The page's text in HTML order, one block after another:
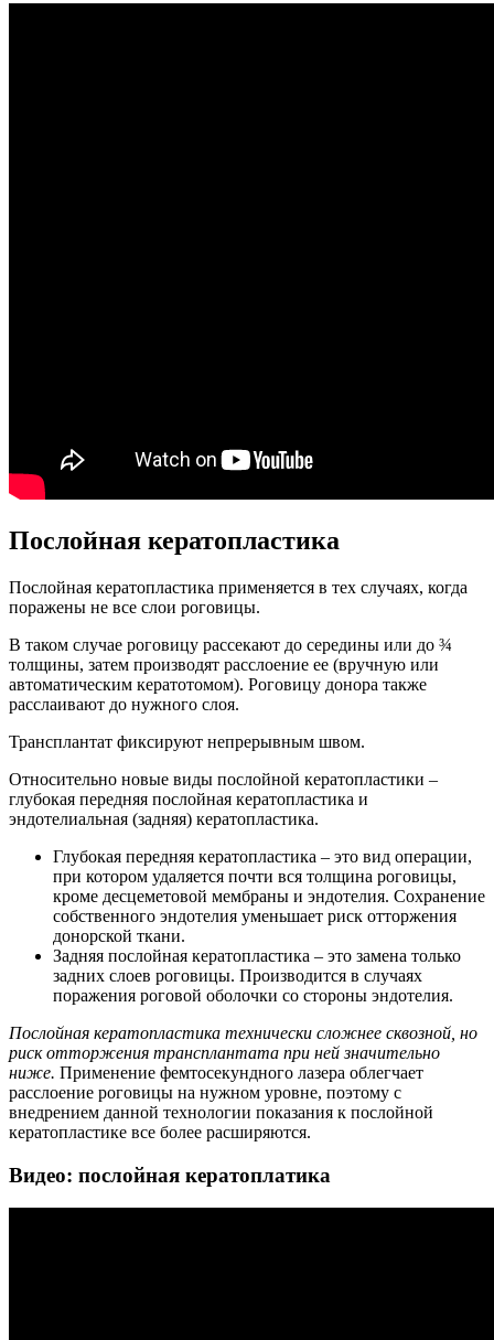
Послойная кератопластика
Послойная кератопластика применяется в тех случаях, когда
поражены не все слои роговицы.
В таком случае роговицу рассекают до середины или до ¾
толщины, затем производят расслоение ее (вручную или
автоматическим кератотомом). Роговицу донора также
расслаивают до нужного слоя.
Трансплантат фиксируют непрерывным швом.
Относительно новые виды послойной кератопластики –
глубокая передняя послойная кератопластика и
эндотелиальная (задняя) кератопластика.
Глубокая передняя кератопластика – это вид операции,
при котором удаляется почти вся толщина роговицы,
кроме десцеметовой мембраны и эндотелия. Сохранение
собственного эндотелия уменьшает риск отторжения
донорской ткани.
Задняя послойная кератопластика – это замена только
задних слоев роговицы. Производится в случаях
поражения роговой оболочки со стороны эндотелия.
Послойная кератопластика технически сложнее сквозной, но
риск отторжения трансплантата при ней значительно
ниже. Применение фемтосекундного лазера облегчает
расслоение роговицы на нужном уровне, поэтому с
внедрением данной технологии показания к послойной
кератопластике все более расширяются.
Видео: послойная кератоплатика